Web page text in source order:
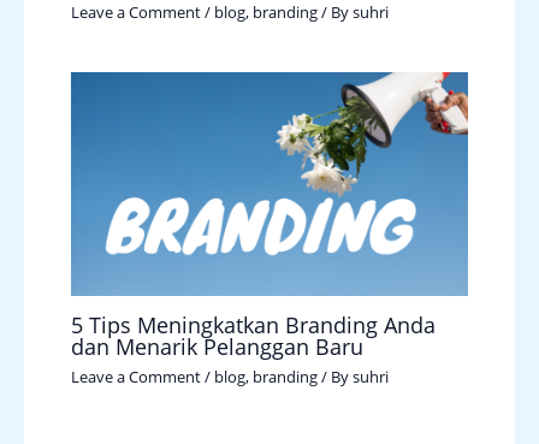
Leave a Comment/ blog, branding/ Bysuhri
5 Tips Meningkatkan Branding Anda
dan Menarik Pelanggan Baru
Leave a Comment/ blog, branding/ Bysuhri